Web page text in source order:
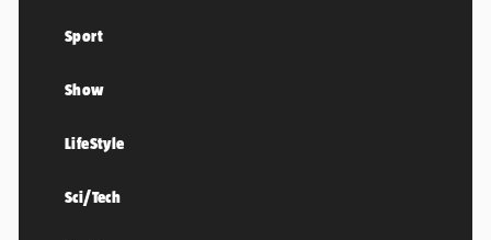
Sport
Show
LifeStyle
Sci/Tech